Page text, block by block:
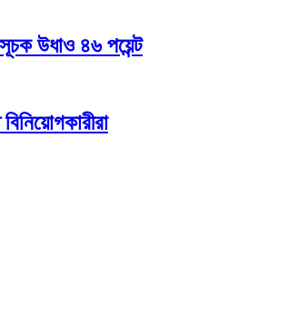
উধাও ৪৬ পয়েন্ট